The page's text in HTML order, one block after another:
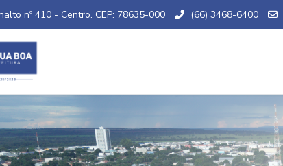
nº 410 - Centro. CEP: 78635-000 (66) 3468-6400